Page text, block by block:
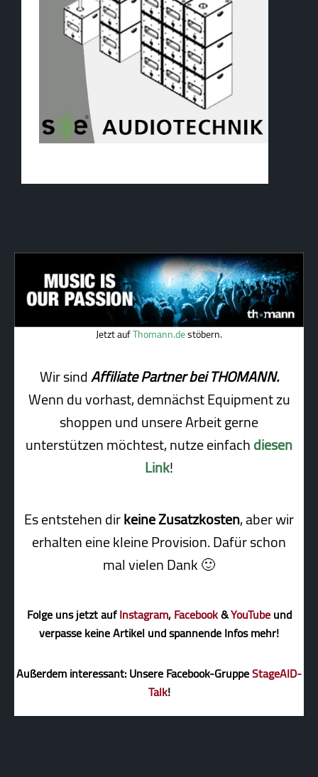
Jetzt aufThomann.destöbern.
Wir sindAffiliate Partner bei THOMANN.
Wenn du vorhast, demnächst Equipment zu
shoppen und unsere Arbeit gerne
unterstützen möchtest, nutze einfachdiesen
Link!
Es entstehen dirkeine Zusatzkosten, aber wir
erhalten eine kleine Pro­vi­sion. Dafür schon
mal vielen Dank 🙂
Folge uns jetzt aufInstagram,Facebook&YouTubeund
verpasse keine Artikel und spannende Infos mehr!
Außerdem interessant: Unsere Facebook-GruppeStageAID-
Talk!